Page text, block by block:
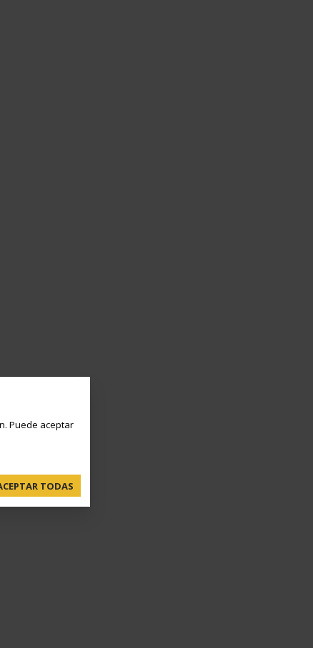
Puede aceptar
TODAS